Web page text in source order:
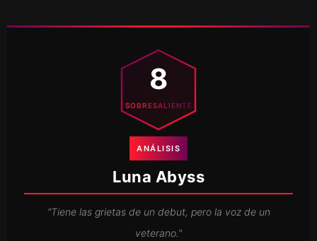
8
SOBRESALIENTE
ANÁLISIS
Luna Abyss
"Tiene las grietas de un debut, pero la voz de un
veterano."